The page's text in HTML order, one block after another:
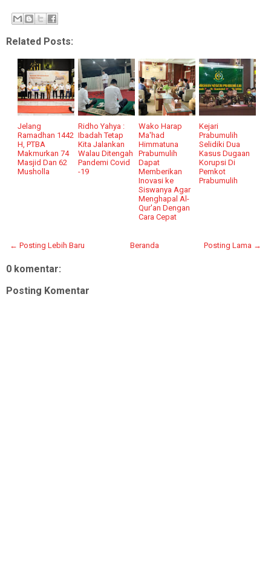
Related Posts:
Jelang
Ramadhan 1442
H, PTBA
Makmurkan 74
Masjid Dan 62
Musholla
Ridho Yahya :
Ibadah Tetap
Kita Jalankan
Walau Ditengah
Pandemi Covid
-19
Wako Harap
Ma'had
Himmatuna
Prabumulih
Dapat
Memberikan
Inovasi ke
Siswanya Agar
Menghapal Al-
Qur'an Dengan
Cara Cepat
Kejari
Prabumulih
Selidiki Dua
Kasus Dugaan
Korupsi Di
Pemkot
Prabumulih
← Posting Lebih Baru Posting Lama →
Beranda
0 komentar:
Posting Komentar